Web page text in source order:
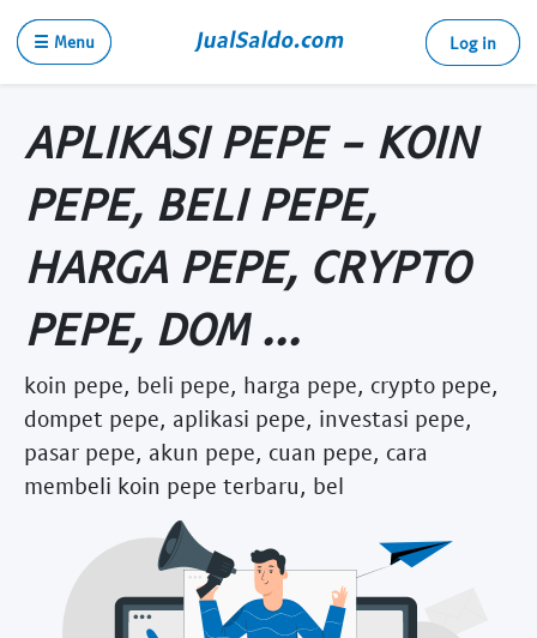
☰ Menu Log in
APLIKASI PEPE - KOIN
PEPE, BELI PEPE,
HARGA PEPE, CRYPTO
PEPE, DOM ...
koin pepe, beli pepe, harga pepe, crypto pepe,
dompet pepe, aplikasi pepe, investasi pepe,
pasar pepe, akun pepe, cuan pepe, cara
membeli koin pepe terbaru, bel